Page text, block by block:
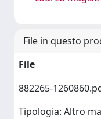
File in questo
File
882265-
Tipologia: Altro